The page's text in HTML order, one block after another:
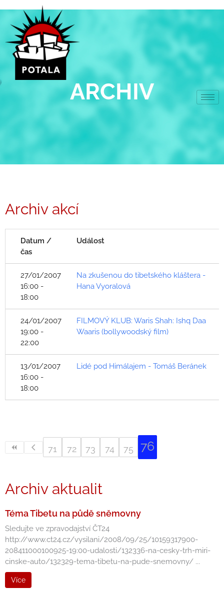
obsah
ARCHIV
Archiv akcí
Datum /
čas
Událost
27/01/2007
16:00 -
18:00
Na zkušenou do tibetského kláštera -
Hana Vyoralová
24/01/2007
19:00 -
22:00
FILMOVÝ KLUB: Waris Shah: Ishq Daa
Waaris (bollywoodský film)
13/01/2007
16:00 -
18:00
Lidé pod Himálajem - Tomáš Beránek
71 72 73 74 75 76
Archiv aktualit
Téma Tibetu na půdě sněmovny
Sledujte ve zpravodajství ČT24
http://www.ct24.cz/vysilani/2008/09/25/10159317900-
208411000100925-19:00-udalosti/132336-na-cesky-trh-miri-
cinske-auto/132329-tema-tibetu-na-pude-snemovny/ ...
Více